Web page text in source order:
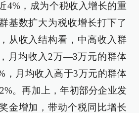
4%，成为个税收入增长的重
基数扩大为税收增长打下了
从收入结构看，中高收入群
月均收入2万—3万元的群体
，月均收入高于3万元的群体
。再加上，年初部分企业发
金增加，带动个税同比增长